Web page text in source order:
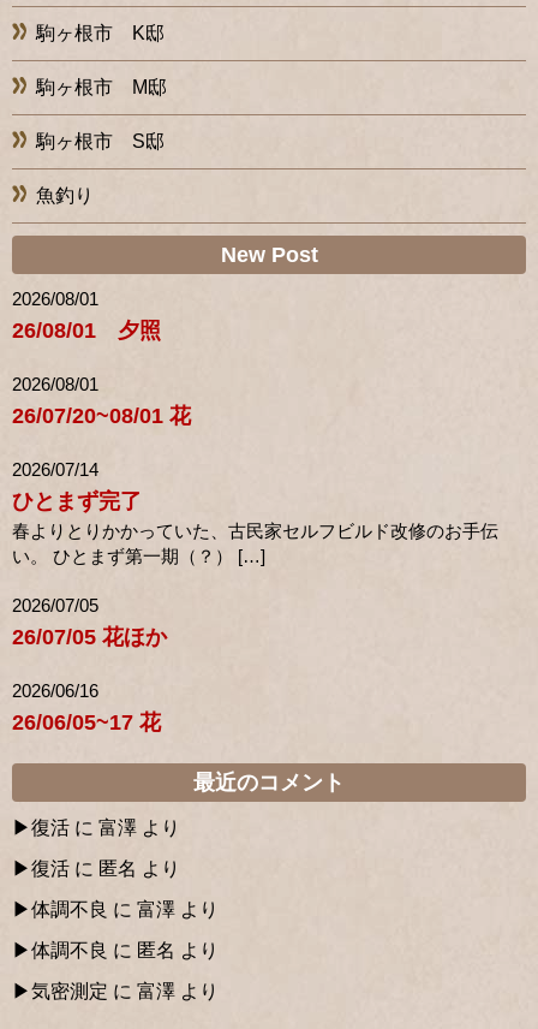
駒ヶ根市 K邸
駒ヶ根市 M邸
駒ヶ根市 S邸
魚釣り
New Post
2026/08/01
26/08/01 夕照
2026/08/01
26/07/20~08/01 花
2026/07/14
ひとまず完了
春よりとりかかっていた、古民家セルフビルド改修のお手伝
い。 ひとまず第一期（？） […]
2026/07/05
26/07/05 花ほか
2026/06/16
26/06/05~17 花
最近のコメント
復活 に 富澤 より
復活 に 匿名 より
体調不良 に 富澤 より
体調不良 に 匿名 より
気密測定 に 富澤 より